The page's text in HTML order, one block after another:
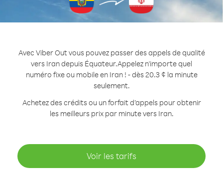
Avec Viber Out vous pouvez passer des appels de qualité
vers Iran depuis Équateur.Appelez n'importe quel
numéro fixe ou mobile en Iran ! - dès 20.3 ¢ la minute
seulement.
Achetez des crédits ou un forfait d’appels pour obtenir
les meilleurs prix par minute vers Iran.
Voir les tarifs